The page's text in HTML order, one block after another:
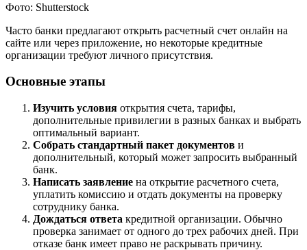
Фото: Shutterstock
Часто банки предлагают открыть расчетный счет онлайн на
сайте или через приложение, но некоторые кредитные
организации требуют личного присутствия.
Основные этапы
Изучить условия открытия счета, тарифы,
дополнительные привилегии в разных банках и выбрать
оптимальный вариант.
Собрать стандартный пакет документов и
дополнительный, который может запросить выбранный
банк.
Написать заявление на открытие расчетного счета,
уплатить комиссию и отдать документы на проверку
сотруднику банка.
Дождаться ответа кредитной организации. Обычно
проверка занимает от одного до трех рабочих дней. При
отказе банк имеет право не раскрывать причину.